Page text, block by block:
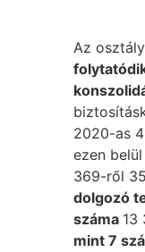
Az
2020-as
ezen
369-ről
dolgozó
száma 13
mint 7